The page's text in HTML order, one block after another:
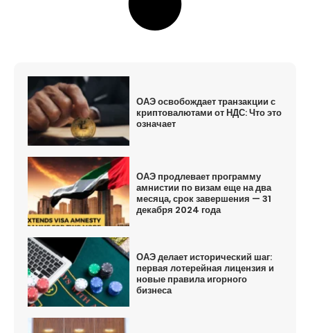
ОАЭ освобождает транзакции с
криптовалютами от НДС: Что это
означает
ОАЭ продлевает программу
амнистии по визам еще на два
месяца, срок завершения — 31
декабря 2024 года
ОАЭ делает исторический шаг:
первая лотерейная лицензия и
новые правила игорного
бизнеса